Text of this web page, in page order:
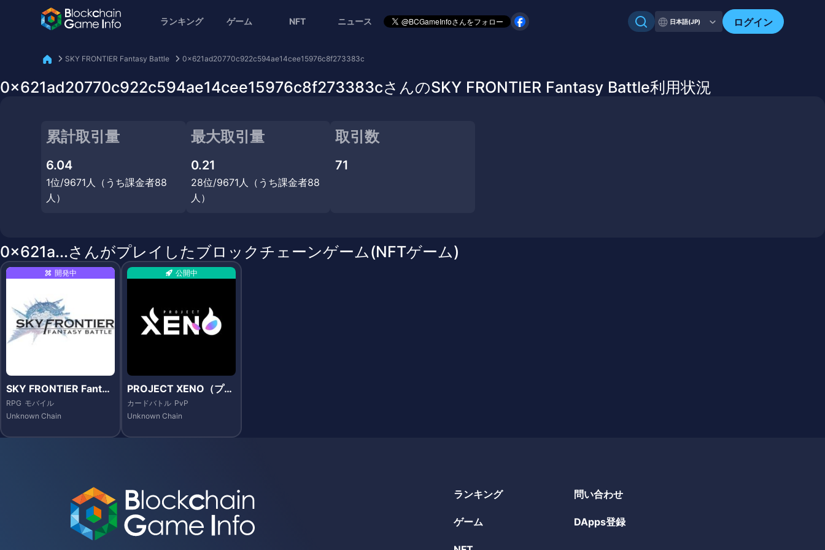
ランキング ゲーム NFT ニュース 日本語(JP) ログイン
自分のアセットを確認
SKY FRONTIER Fantasy Battle 0x621ad20770c922c594ae14cee15976c8f273383c
0x621ad20770c922c594ae14cee15976c8f273383cさんのSKY FRONTIER Fantasy Battle利用状況
累計取引量
6.04
1位/9671人（うち課金者88
人）
最大取引量
0.21
28位/9671人（うち課金者88
人）
取引数
71
0x621a...さんがプレイしたブロックチェーンゲーム(NFTゲーム)
開発中
SKY FRONTIER Fantas
y Battle
RPG モバイル
Unknown Chain
公開中
PROJECT XENO（プロ
ジェクト・ゼノ）
カードバトル PvP
Unknown Chain
ランキング
ゲーム
問い合わせ
DApps登録